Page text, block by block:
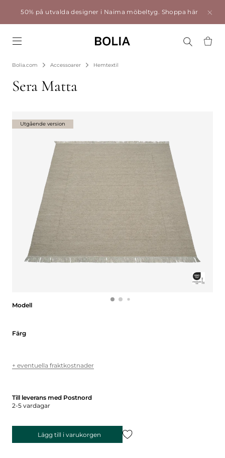
50% på utvalda designer i Naima möbeltyg. Shoppa här
Bolia.com Accessoarer Hemtextil
Sera Matta
Modell
Färg
+ eventuella fraktkostnader
Till leverans med Postnord
2-5 vardagar
Lägg till i varukorgen
Utgående version